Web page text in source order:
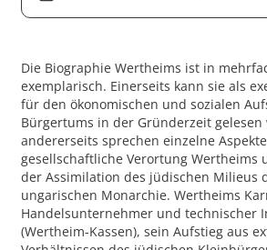
Die Biographie Wertheims ist in
exemplarisch. Einerseits kann sie als
für den ökonomischen und sozialen
Bürgertums in der Gründerzeit gelesen
andererseits sprechen einzelne
gesellschaftliche Verortung Wertheims
der Assimilation des jüdischen Milieus
ungarischen Monarchie. Wertheims
Handelsunternehmer und technischer
(Wertheim-Kassen), sein Aufstieg aus